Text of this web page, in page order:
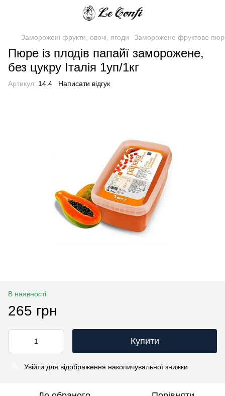
Заморожені фрукти, овочі, ягоди Заморожене фруктове
Пюре із плодів папайї заморожене,
без цукру Італія 1уп/1кг
Артикул: 14.4 Написати відгук
В наявності
265 грн
Купити
Увійти для відображення накопичувальної знижки